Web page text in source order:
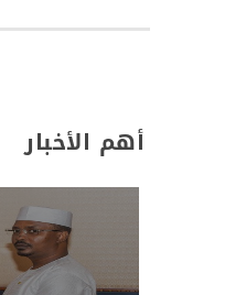
أهم الأخبار